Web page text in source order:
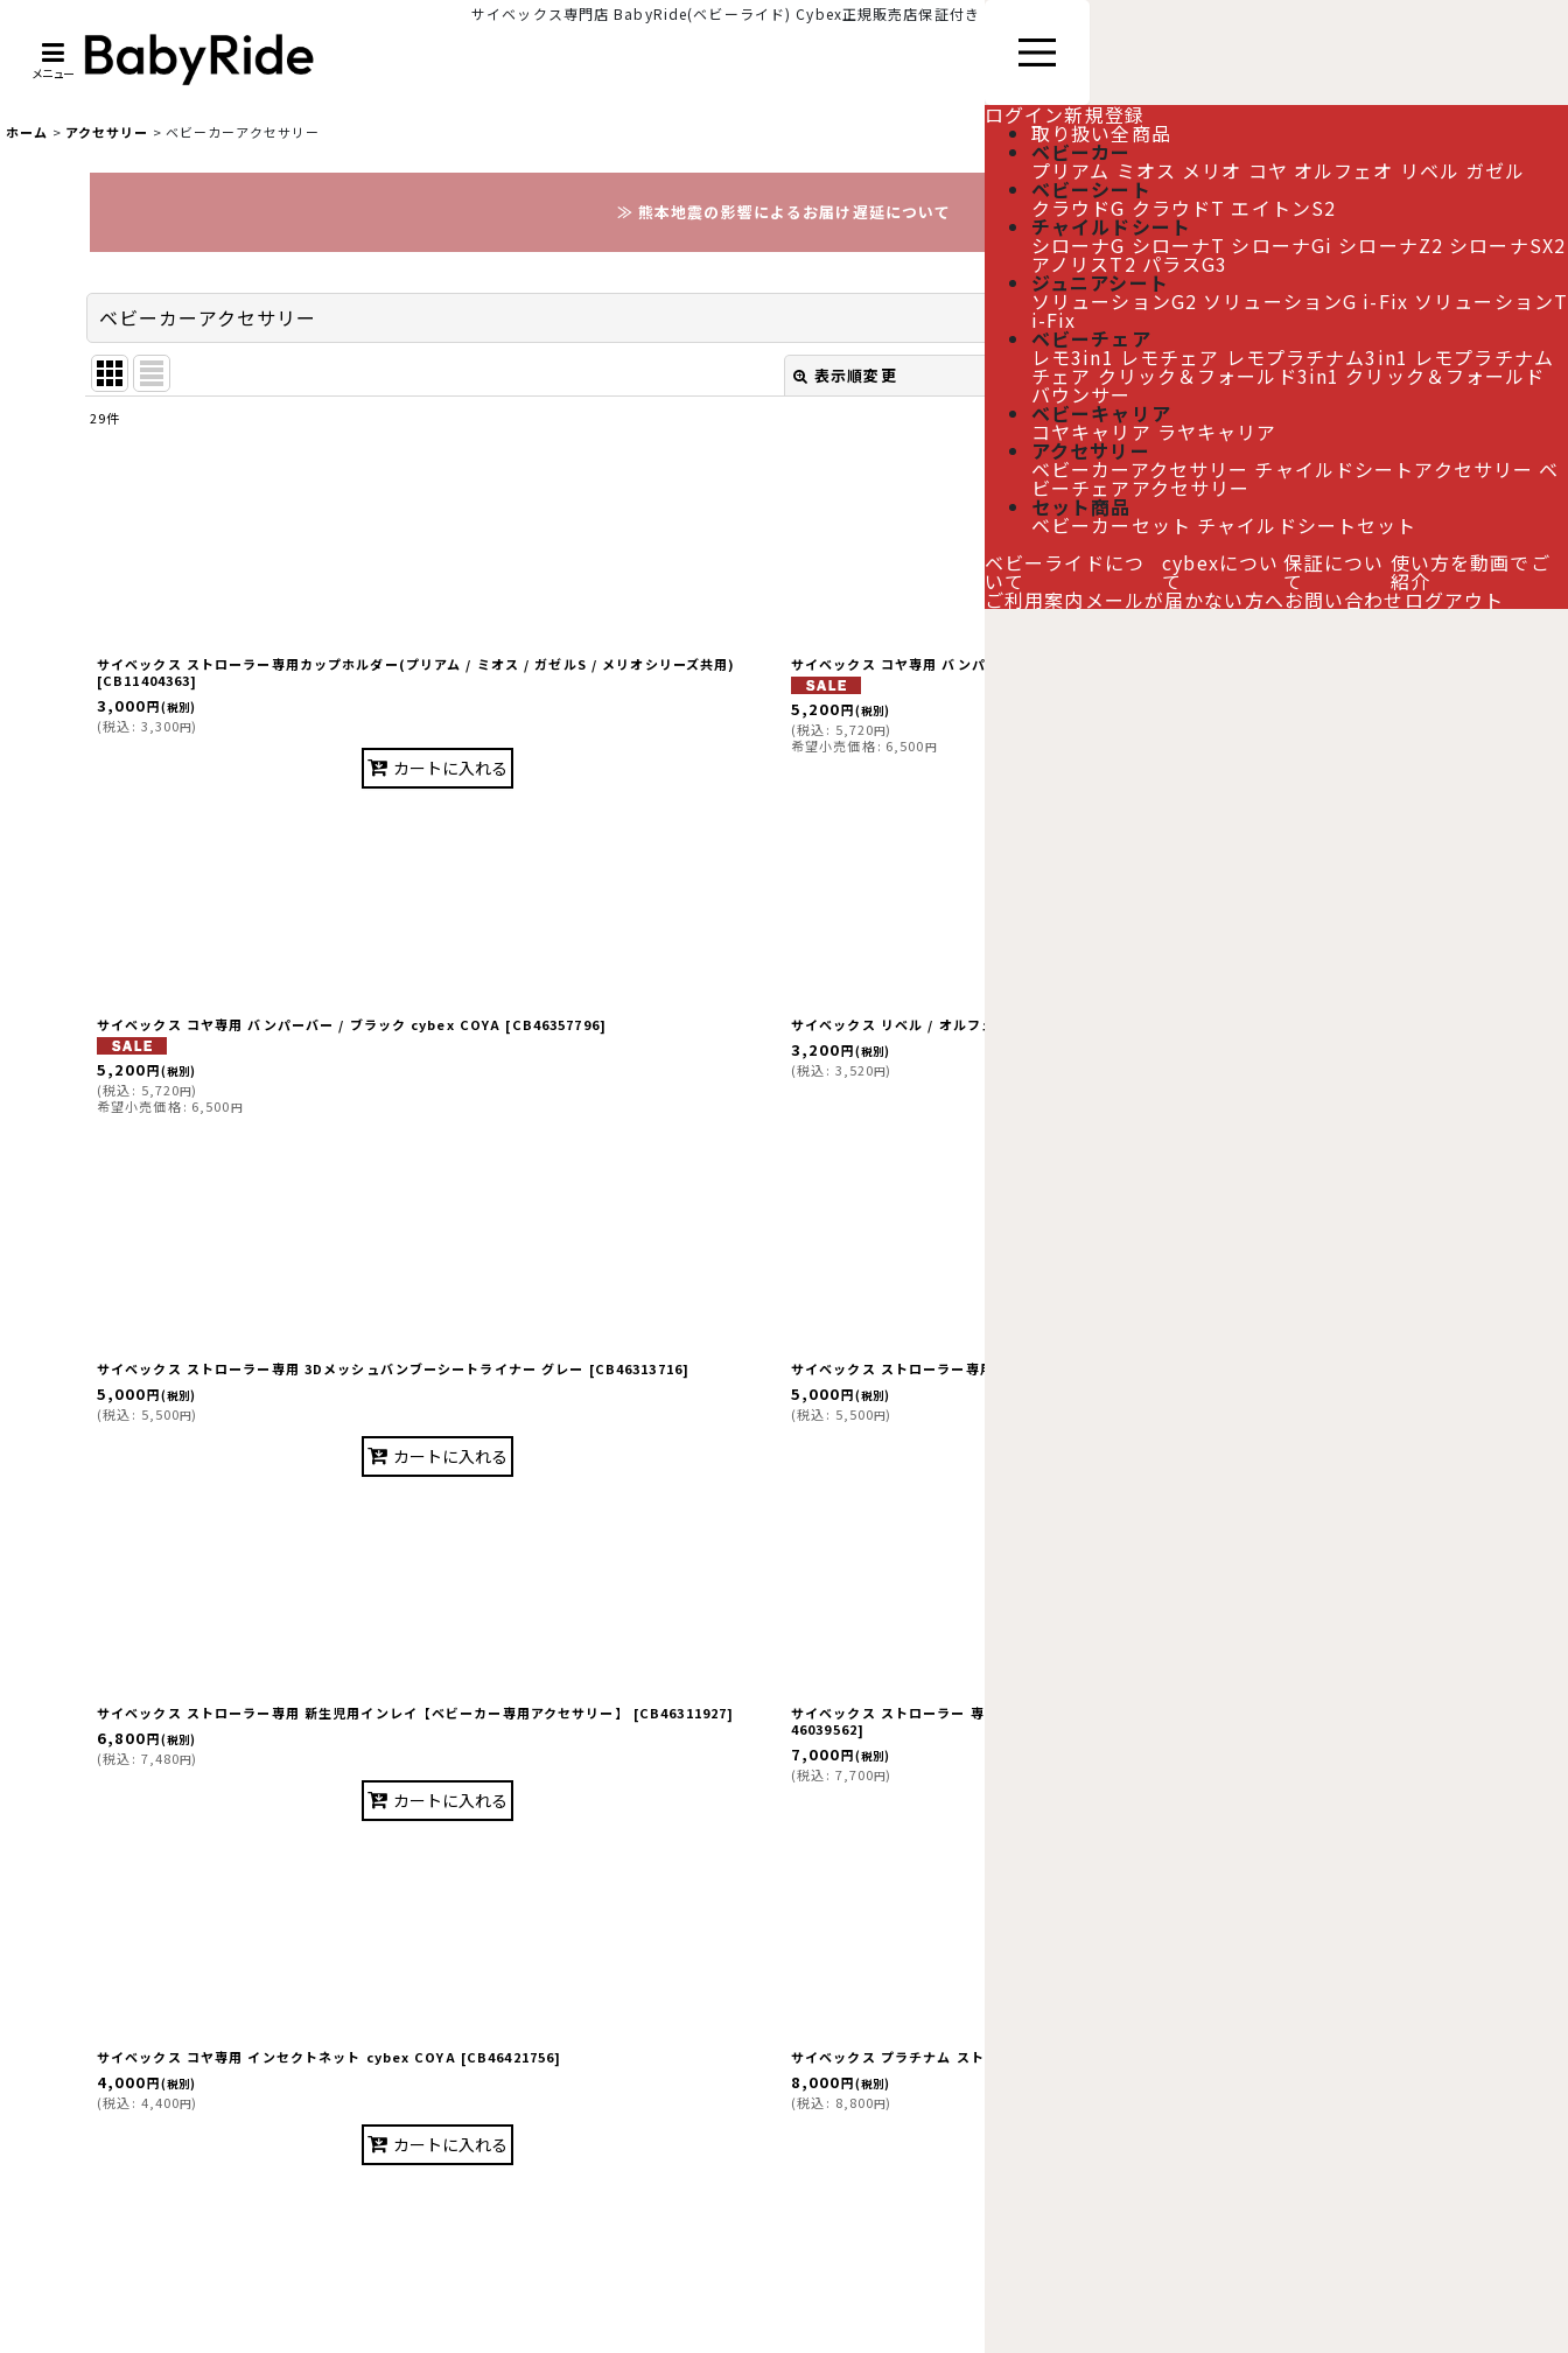
サイベックス専門店 BabyRide(ベビーライド) Cybex正規販売店保証付き
メニュー
ログイン新規登録
取り扱い全商品
ベビーカー
プリアム ミオス メリオ コヤ オルフェオ リベル ガゼル
ベビーシート
クラウドG クラウドT エイトンS2
チャイルドシート
シローナG シローナT シローナGi シローナZ2 シローナSX2
アノリスT2 パラスG3
ジュニアシート
ソリューションG2 ソリューションG i-Fix ソリューションT
i-Fix
ベビーチェア
レモ3in1 レモチェア レモプラチナム3in1 レモプラチナム
チェア クリック＆フォールド3in1 クリック＆フォールド
バウンサー
ベビーキャリア
コヤキャリア ラヤキャリア
アクセサリー
ベビーカーアクセサリー チャイルドシートアクセサリー ベ
ビーチェアアクセサリー
セット商品
ベビーカーセット チャイルドシートセット
ベビーライドにつ
いて
cybexについ
て
保証につい
て
使い方を動画でご
紹介
ご利用案内 メールが届かない方へお問い合わせログアウト
ホーム > アクセサリー > ベビーカーアクセサリー
≫ 熊本地震の影響によるお届け遅延について
ベビーカーアクセサリー
表示順変更 閉じる
29件
サイベックス ストローラー専用カップホルダー(プリアム / ミオス / ガゼルS / メリオシリーズ共用)
[CB11404363]
3,000円(税別)
(税込: 3,300円)
カートに入れる
サイベックス コヤ専用 バンパーバー / ダークブラウン cybex COYA
5,200円(税別)
(税込: 5,720円)
希望小売価格: 6,500円
サイベックス コヤ専用 バンパーバー / ブラック cybex COYA [CB46357796]
5,200円(税別)
(税込: 5,720円)
希望小売価格: 6,500円
サイベックス リベル / オルフェオ 対応 バンパーバー cybex LIBELLE
3,200円(税別)
(税込: 3,520円)
サイベックス ストローラー専用 3Dメッシュバンブーシートライナー グレー [CB46313716]
5,000円(税別)
(税込: 5,500円)
カートに入れる
サイベックス ストローラー専用 3Dメッシュバンブーシートライナー ベージュ
5,000円(税別)
(税込: 5,500円)
サイベックス ストローラー専用 新生児用インレイ【ベビーカー専用アクセサリー】 [CB46311927]
6,800円(税別)
(税込: 7,480円)
カートに入れる
サイベックス ストローラー 専用 パラソル(プリアム / ミオス / ガゼルS / イージーSシリーズ共用)
46039562]
7,000円(税別)
(税込: 7,700円)
サイベックス コヤ専用 インセクトネット cybex COYA [CB46421756]
4,000円(税別)
(税込: 4,400円)
カートに入れる
サイベックス プラチナム ストローラー専用 サンセイル（プリアム / ミオス / コヤ対応）
8,000円(税別)
(税込: 8,800円)